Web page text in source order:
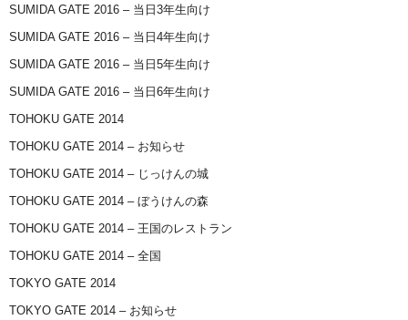
SUMIDA GATE 2016 – 当日3年生向け
SUMIDA GATE 2016 – 当日4年生向け
SUMIDA GATE 2016 – 当日5年生向け
SUMIDA GATE 2016 – 当日6年生向け
TOHOKU GATE 2014
TOHOKU GATE 2014 – お知らせ
TOHOKU GATE 2014 – じっけんの城
TOHOKU GATE 2014 – ぼうけんの森
TOHOKU GATE 2014 – 王国のレストラン
TOHOKU GATE 2014 – 全国
TOKYO GATE 2014
TOKYO GATE 2014 – お知らせ